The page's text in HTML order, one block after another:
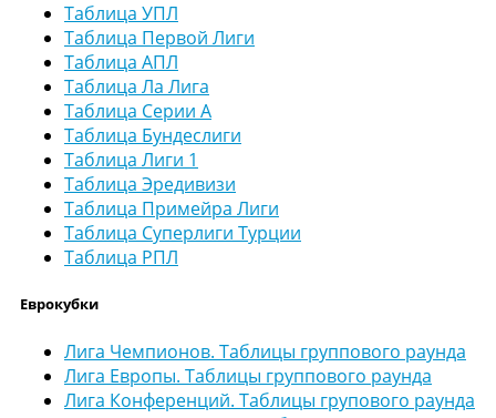
Таблица УПЛ
Таблица Первой Лиги
Таблица АПЛ
Таблица Ла Лига
Таблица Серии А
Таблица Бундеслиги
Таблица Лиги 1
Таблица Эредивизи
Таблица Примейра Лиги
Таблица Суперлиги Турции
Таблица РПЛ
Еврокубки
Лига Чемпионов. Таблицы группового раунда
Лига Европы. Таблицы группового раунда
Лига Конференций. Таблицы групового раунда